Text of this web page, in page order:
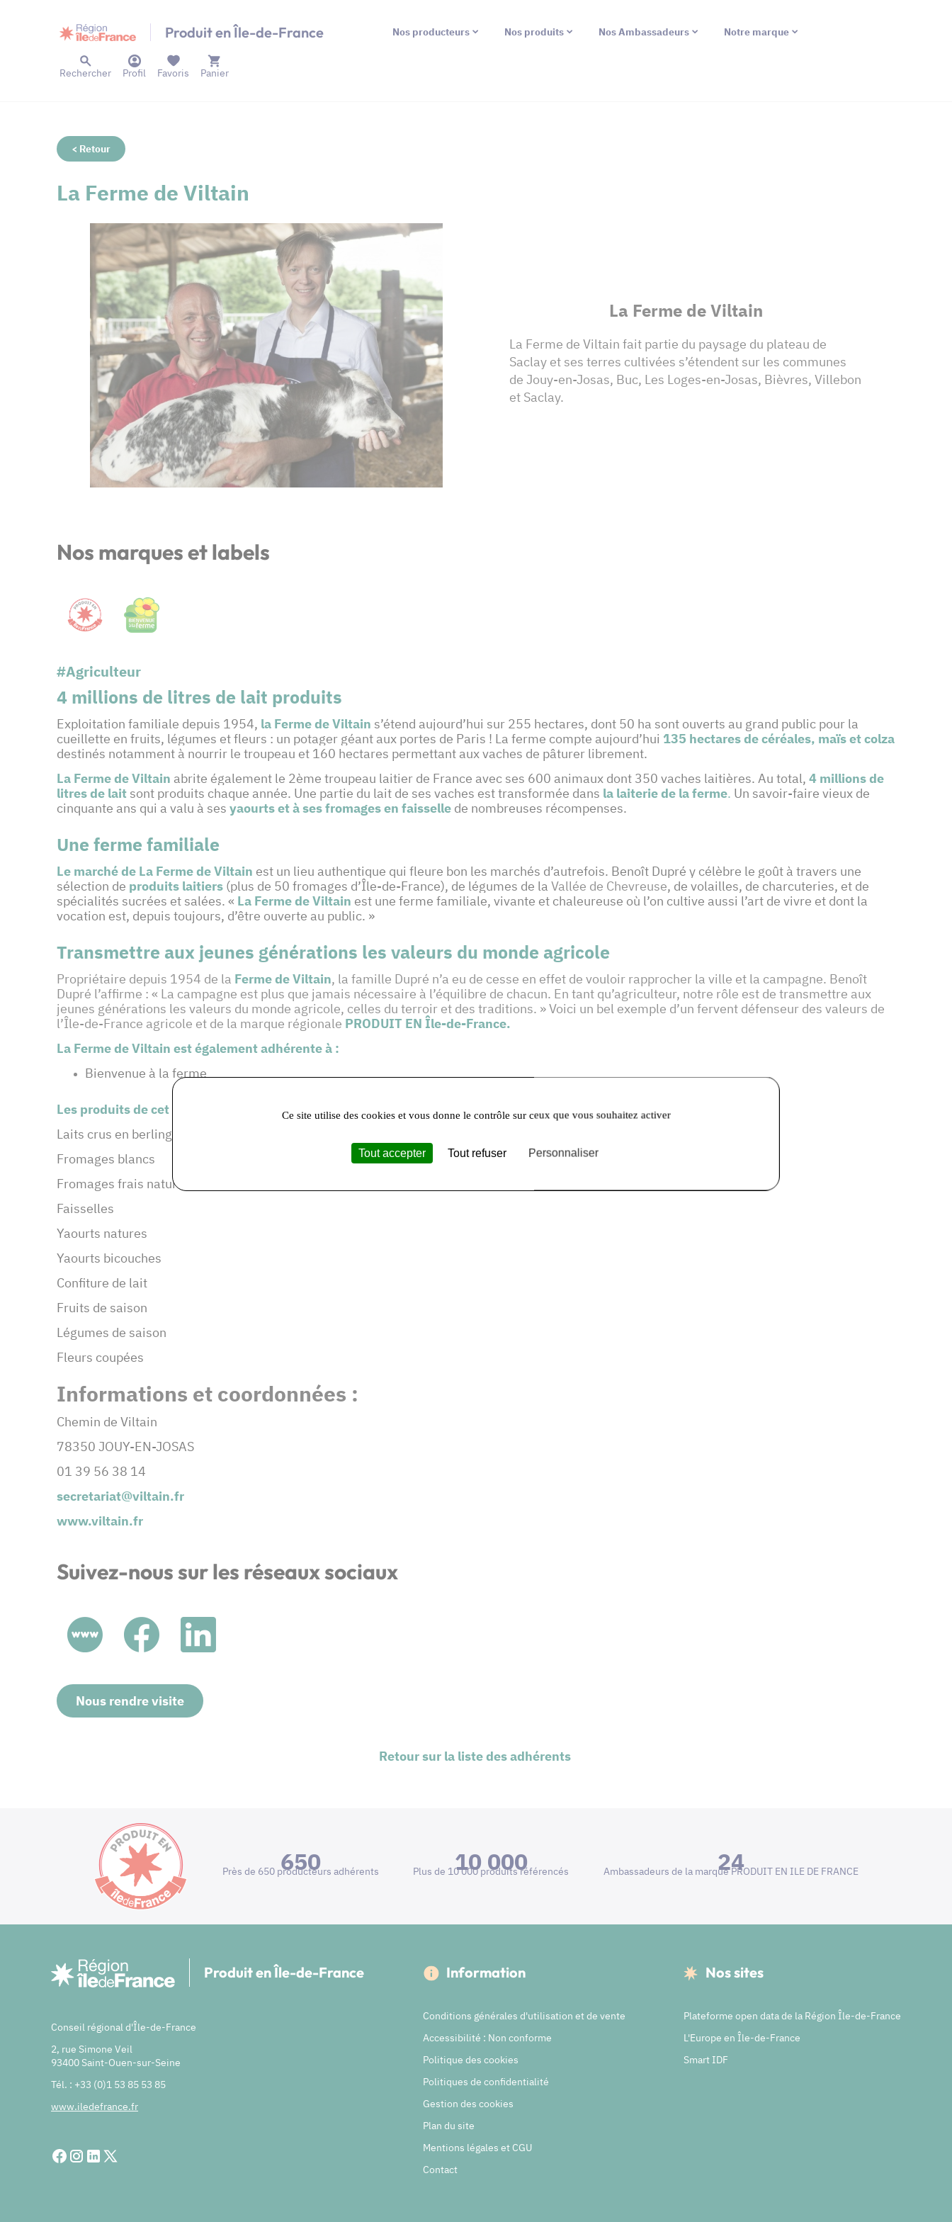
Produit en Île-de-France Nos producteurs Nos produits Nos Ambassadeurs Notre marque
Rechercher Profil Panier
Favoris
< Retour
La Ferme de Viltain
La Ferme de Viltain
La Ferme de Viltain fait partie du paysage du plateau de
Saclay et ses terres cultivées s’étendent sur les communes
de Jouy-en-Josas, Buc, Les Loges-en-Josas, Bièvres, Villebon
et Saclay.
Nos marques et labels
#Agriculteur
4 millions de litres de lait produits
Exploitation familiale depuis 1954, la Ferme de Viltain s’étend aujourd’hui sur 255 hectares, dont 50 ha sont ouverts au grand public pour la
cueillette en fruits, légumes et fleurs : un potager géant aux portes de Paris ! La ferme compte aujourd’hui 135 hectares de céréales, maïs et colza
destinés notamment à nourrir le troupeau et 160 hectares permettant aux vaches de pâturer librement.
La Ferme de Viltain abrite également le 2ème troupeau laitier de France avec ses 600 animaux dont 350 vaches laitières. Au total, 4 millions de
litres de lait sont produits chaque année. Une partie du lait de ses vaches est transformée dans la laiterie de la ferme. Un savoir-faire vieux de
cinquante ans qui a valu à ses yaourts et à ses fromages en faisselle de nombreuses récompenses.
Une ferme familiale
Le marché de La Ferme de Viltain est un lieu authentique qui fleure bon les marchés d’autrefois. Benoît Dupré y célèbre le goût à travers une
sélection de produits laitiers (plus de 50 fromages d’Île-de-France), de légumes de la Vallée de Chevreuse, de volailles, de charcuteries, et de
spécialités sucrées et salées. « La Ferme de Viltain est une ferme familiale, vivante et chaleureuse où l’on cultive aussi l’art de vivre et dont la
vocation est, depuis toujours, d’être ouverte au public. »
Transmettre aux jeunes générations les valeurs du monde agricole
Propriétaire depuis 1954 de la Ferme de Viltain, la famille Dupré n’a eu de cesse en effet de vouloir rapprocher la ville et la campagne. Benoît
Dupré l’affirme : « La campagne est plus que jamais nécessaire à l’équilibre de chacun. En tant qu’agriculteur, notre rôle est de transmettre aux
jeunes générations les valeurs du monde agricole, celles du terroir et des traditions. » Voici un bel exemple d’un fervent défenseur des valeurs de
l’Île-de-France agricole et de la marque régionale PRODUIT EN Île-de-France.
La Ferme de Viltain est également adhérente à :
Bienvenue à la ferme
Les produits de cet adhérent :
Laits crus en berlingot
Fromages blancs
Fromages frais natures
Faisselles
Yaourts natures
Yaourts bicouches
Confiture de lait
Fruits de saison
Légumes de saison
Fleurs coupées
Informations et coordonnées :
Chemin de Viltain
78350 JOUY-EN-JOSAS
01 39 56 38 14
secretariat@viltain.fr
www.viltain.fr
Suivez-nous sur les réseaux sociaux
Nous rendre visite
Retour sur la liste des adhérents
650
Près de 650 producteurs adhérents 10 000
Plus de 10 000 produits référencés 24
Ambassadeurs de la marque PRODUIT EN ILE DE FRANCE
Produit en Île-de-France
Conseil régional d'Île-de-France
2, rue Simone Veil
93400 Saint-Ouen-sur-Seine
Tél. : +33 (0)1 53 85 53 85
www.iledefrance.fr
Information
Conditions générales d'utilisation et de vente
Accessibilité : Non conforme
Politique des cookies
Politiques de confidentialité
Gestion des cookies
Plan du site
Mentions légales et CGU
Contact
Nos sites
Plateforme open data de la Région Île-de-France
L'Europe en Île-de-France
Smart IDF
Ce site utilise des cookies et vous donne le contrôle sur ceux que vous souhaitez activer
Tout accepter Tout refuser Personnaliser